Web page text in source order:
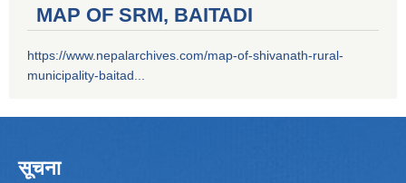
MAP OF SRM, BAITADI
https://www.nepalarchives.com/map-of-shivanath-rural-
municipality-baitad...
सूचना